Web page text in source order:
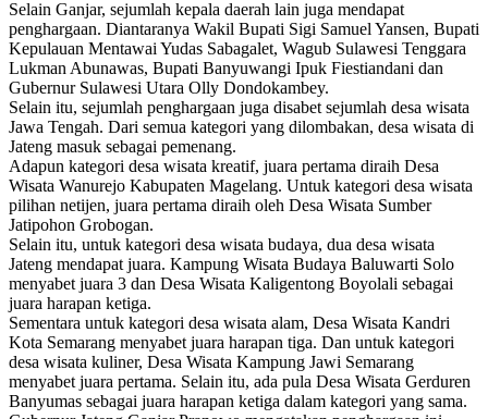
Selain Ganjar, sejumlah kepala daerah lain juga mendapat
penghargaan. Diantaranya Wakil Bupati Sigi Samuel Yansen, Bupati
Kepulauan Mentawai Yudas Sabagalet, Wagub Sulawesi Tenggara
Lukman Abunawas, Bupati Banyuwangi Ipuk Fiestiandani dan
Gubernur Sulawesi Utara Olly Dondokambey.
Selain itu, sejumlah penghargaan juga disabet sejumlah desa wisata
Jawa Tengah. Dari semua kategori yang dilombakan, desa wisata di
Jateng masuk sebagai pemenang.
Adapun kategori desa wisata kreatif, juara pertama diraih Desa
Wisata Wanurejo Kabupaten Magelang. Untuk kategori desa wisata
pilihan netijen, juara pertama diraih oleh Desa Wisata Sumber
Jatipohon Grobogan.
Selain itu, untuk kategori desa wisata budaya, dua desa wisata
Jateng mendapat juara. Kampung Wisata Budaya Baluwarti Solo
menyabet juara 3 dan Desa Wisata Kaligentong Boyolali sebagai
juara harapan ketiga.
Sementara untuk kategori desa wisata alam, Desa Wisata Kandri
Kota Semarang menyabet juara harapan tiga. Dan untuk kategori
desa wisata kuliner, Desa Wisata Kampung Jawi Semarang
menyabet juara pertama. Selain itu, ada pula Desa Wisata Gerduren
Banyumas sebagai juara harapan ketiga dalam kategori yang sama.